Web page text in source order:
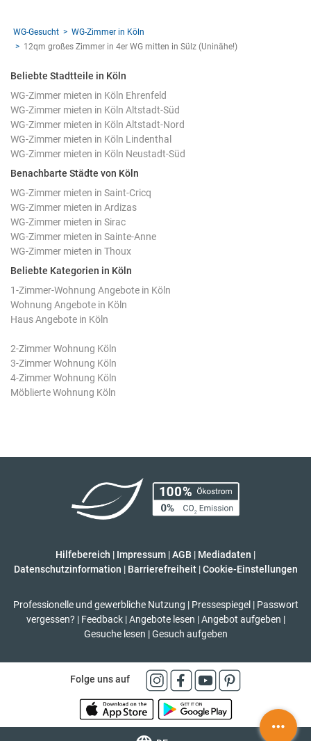
WG-Gesucht
WG-Zimmer in Köln
12qm großes Zimmer in 4er WG mitten in Sülz (Uninähe!)
Beliebte Stadtteile in Köln
WG-Zimmer mieten in Köln Ehrenfeld
WG-Zimmer mieten in Köln Altstadt-Süd
WG-Zimmer mieten in Köln Altstadt-Nord
WG-Zimmer mieten in Köln Lindenthal
WG-Zimmer mieten in Köln Neustadt-Süd
Benachbarte Städte von Köln
WG-Zimmer mieten in Saint-Cricq
WG-Zimmer mieten in Ardizas
WG-Zimmer mieten in Sirac
WG-Zimmer mieten in Sainte-Anne
WG-Zimmer mieten in Thoux
Beliebte Kategorien in Köln
1-Zimmer-Wohnung Angebote in Köln
Wohnung Angebote in Köln
Haus Angebote in Köln
2-Zimmer Wohnung Köln
3-Zimmer Wohnung Köln
4-Zimmer Wohnung Köln
Möblierte Wohnung Köln
Hilfebereich | Impressum |AGB | Mediadaten |
Datenschutzinformation | Barrierefreiheit | Cookie-Einstellungen
Professionelle und gewerbliche Nutzung | Pressespiegel | Passwort
vergessen? | Feedback | Angebote lesen | Angebot aufgeben |
Gesuche lesen | Gesuch aufgeben
Folge uns auf